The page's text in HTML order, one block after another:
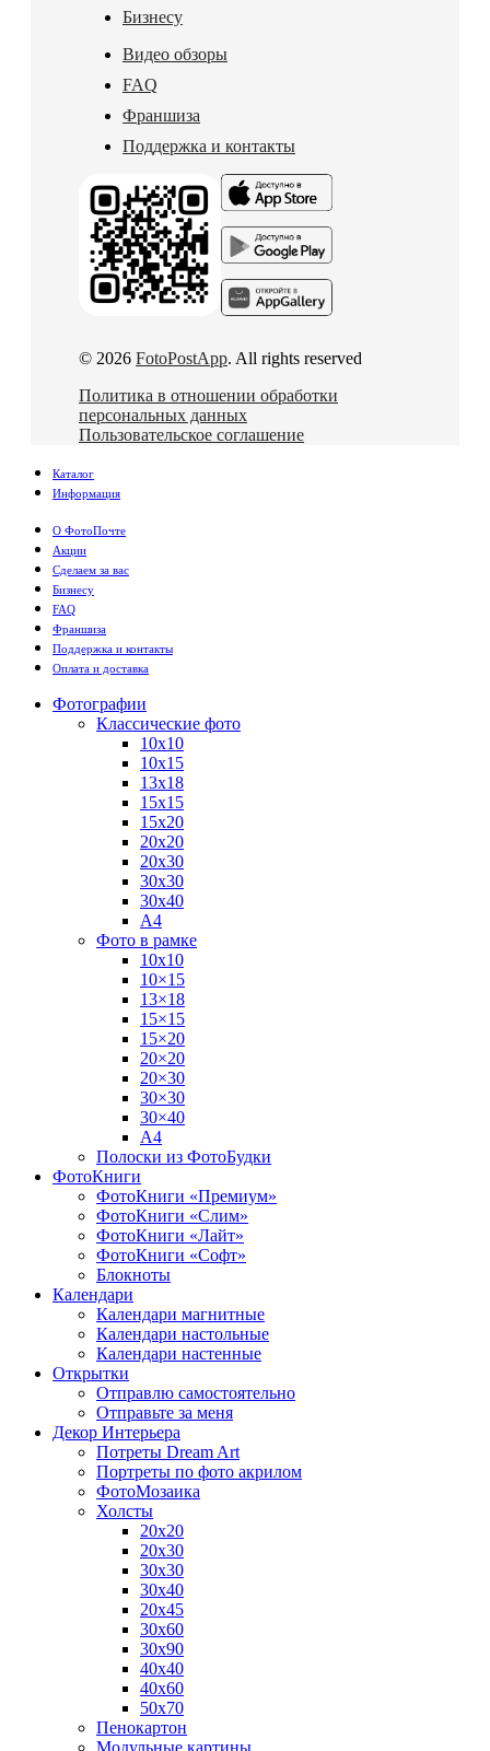
Бизнесу
Видео обзоры
FAQ
Франшиза
Поддержка и контакты
© 2026 FotoPostApp. All rights reserved
Политика в отношении обработки
персональных данных
Пользовательское соглашение
Каталог
Информация
О ФотоПочте
Акции
Сделаем за вас
Бизнесу
FAQ
Франшиза
Поддержка и контакты
Оплата и доставка
Фотографии
Классические фото
10х10
10х15
13х18
15х15
15х20
20х20
20х30
30х30
30х40
А4
Фото в рамке
10х10
10×15
13×18
15×15
15×20
20×20
20×30
30×30
30×40
A4
Полоски из ФотоБудки
ФотоКниги
ФотоКниги «Премиум»
ФотоКниги «Слим»
ФотоКниги «Лайт»
ФотоКниги «Софт»
Блокноты
Календари
Календари магнитные
Календари настольные
Календари настенные
Открытки
Отправлю самостоятельно
Отправьте за меня
Декор Интерьера
Потреты Dream Art
Портреты по фото акрилом
ФотоМозаика
Холсты
20х20
20х30
30х30
30х40
20х45
30х60
30х90
40х40
40х60
50х70
Пенокартон
Модульные картины